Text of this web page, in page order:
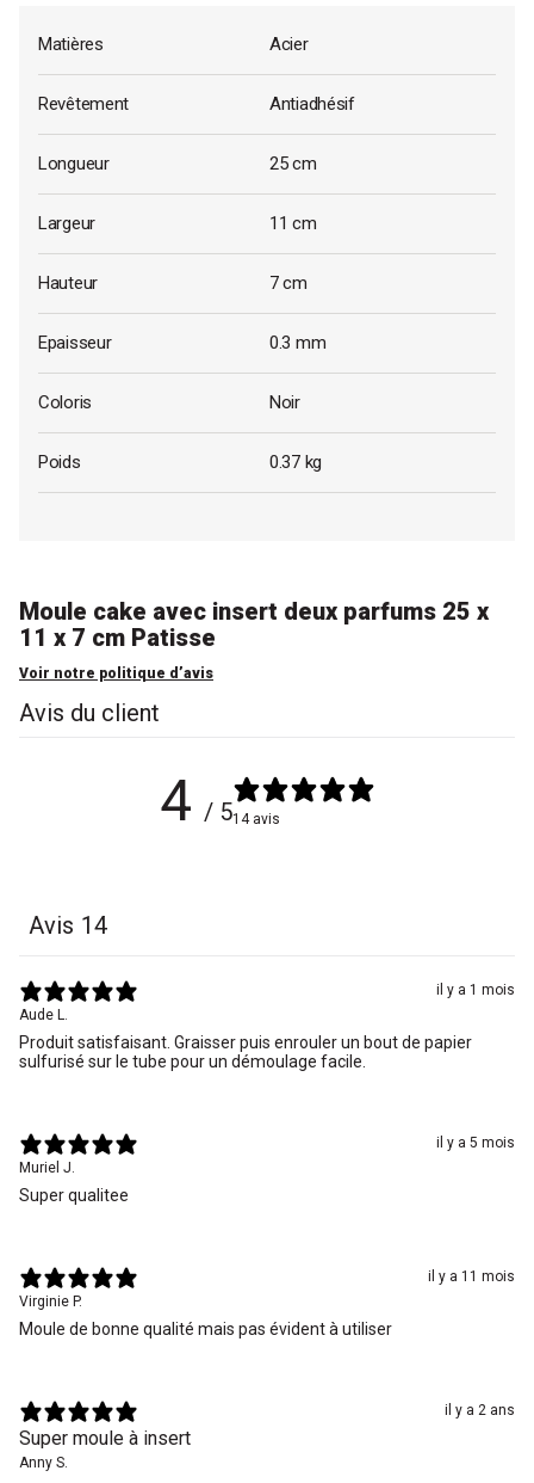
Matières Acier
Revêtement Antiadhésif
Longueur 25 cm
Largeur 11 cm
Hauteur 7 cm
Epaisseur 0.3 mm
Coloris Noir
Poids 0.37 kg
Moule cake avec insert deux parfums 25 x
11 x 7 cm Patisse
Voir notre politique d’avis
Avis du client
4 / 514 avis
Avis 14
il y a 1 mois
Aude L.
Produit satisfaisant. Graisser puis enrouler un bout de papier
sulfurisé sur le tube pour un démoulage facile.
il y a 5 mois
Muriel J.
Super qualitee
il y a 11 mois
Virginie P.
Moule de bonne qualité mais pas évident à utiliser
il y a 2 ans
Super moule à insert
Anny S.